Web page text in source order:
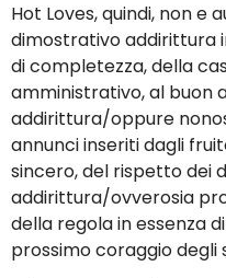
Hot Loves, quindi, non
dimostrativo addirittura
di completezza, della
amministrativo, al buon
addirittura/oppure
annunci inseriti dagli
sincero, del rispetto dei
addirittura/ovverosia
della regola in essenza
prossimo coraggio degli